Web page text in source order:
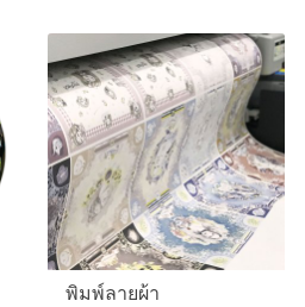
พิมพ์ลายผ้า